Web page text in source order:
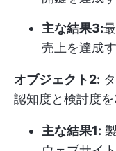
主な結果3:
売上を達成す
オブジェクト2:
認知度と検討度を
主な結果1: